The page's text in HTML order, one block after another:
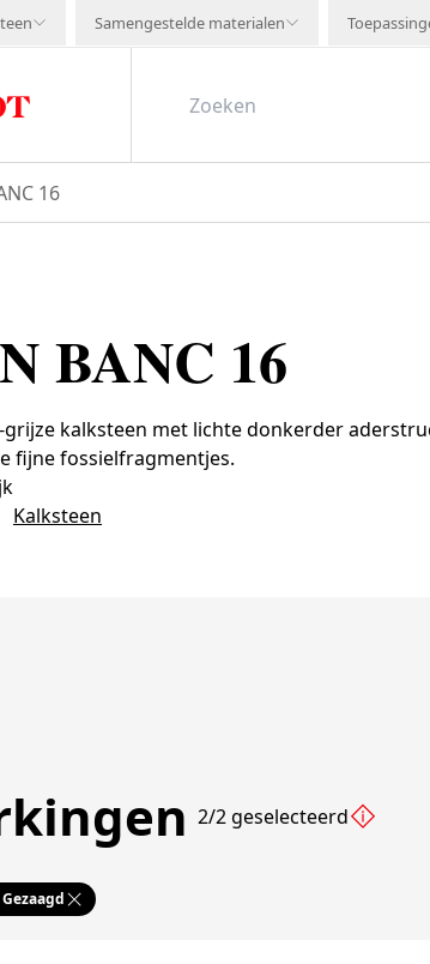
Samengestelde materialen
16
BANC 16
grijze kalksteen met lichte donkerder
fijne fossielfragmentjes.
Kalksteen
2/2 geselecteerd
Gezaagd